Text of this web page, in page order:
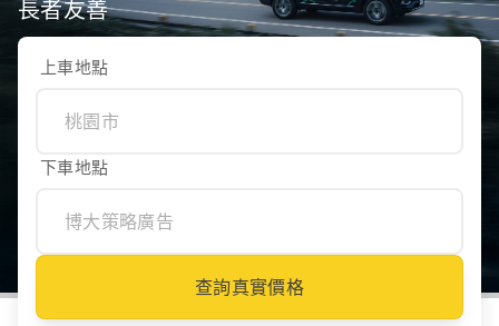
長者友善
上車地點
下車地點
查詢真實價格